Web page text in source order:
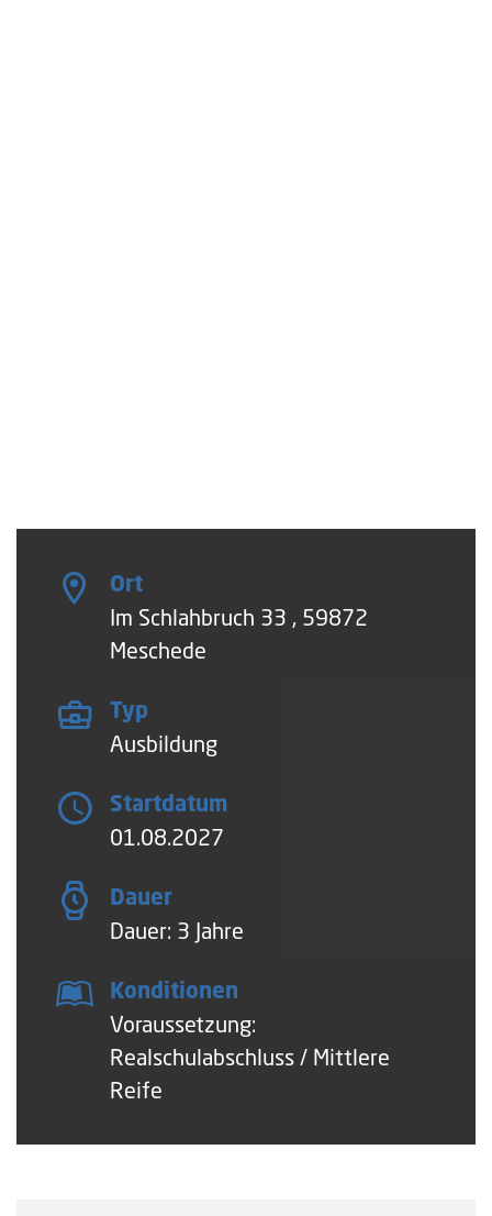
Ort
Im Schlahbruch 33 , 59872
Meschede
Typ
Ausbildung
Startdatum
01.08.2027
Dauer
Dauer: 3 Jahre
Konditionen
Voraussetzung:
Realschulabschluss / Mittlere
Reife